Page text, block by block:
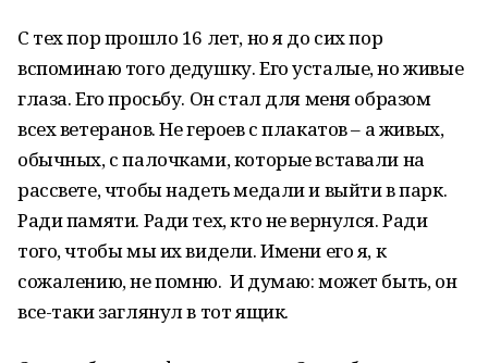
С тех пор прошло 16 лет, но я до сих пор
вспоминаю того дедушку. Его усталые, но живые
глаза. Его просьбу. Он стал для меня образом
всех ветеранов. Не героев с плакатов – а живых,
обычных, с палочками, которые вставали на
рассвете, чтобы надеть медали и выйти в парк.
Ради памяти. Ради тех, кто не вернулся. Ради
того, чтобы мы их видели. Имени его я, к
сожалению, не помню. И думаю: может быть, он
все-таки заглянул в тот ящик.